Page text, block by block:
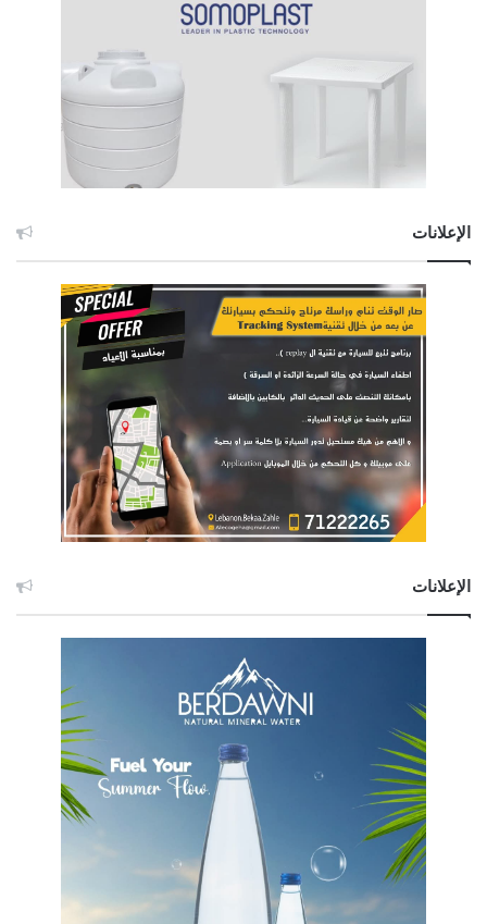
الإعلانات
الإعلانات